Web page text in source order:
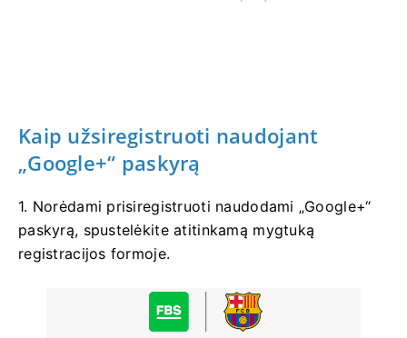
Kaip užsiregistruoti naudojant
„Google+“ paskyrą
1. Norėdami prisiregistruoti naudodami „Google+“
paskyrą, spustelėkite atitinkamą mygtuką
registracijos formoje.